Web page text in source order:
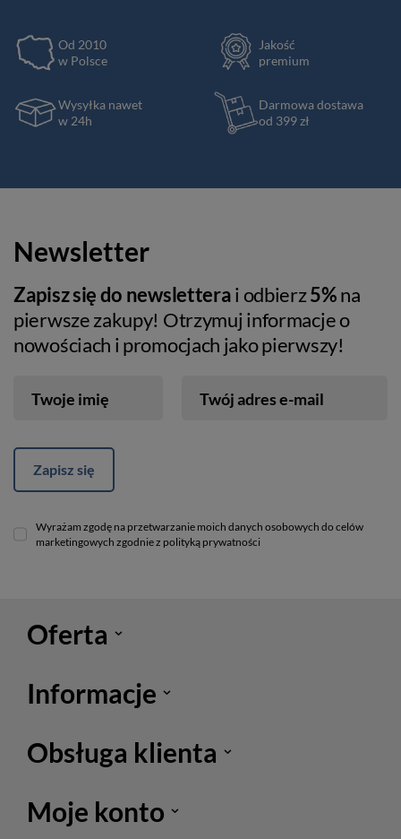
Od 2010
w Polsce
Jakość
premium
Wysyłka nawet
w 24h
Darmowa dostawa
od 399 zł
Newsletter
Zapisz się do newsletterai odbierz5%na
pierwsze zakupy! Otrzymuj informacje o
nowościach i promocjach jako pierwszy!
Twoje imię Twój adres e-mail
Zapisz się
Wyrażam zgodę na przetwarzanie moich danych osobowych do celów
marketingowych zgodnie z polityką prywatności
Oferta
Informacje
Obsługa klienta
Moje konto